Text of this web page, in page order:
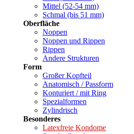
Mittel (52-54 mm)
Schmal (bis 51 mm)
Oberfläche
Noppen
Noppen und Rippen
Rippen
Andere Strukturen
Form
Großer Kopfteil
Anatomisch / Passform
Konturiert / mit Ring
Spezialformen
Zylindrisch
Besonderes
Latexfreie Kondome